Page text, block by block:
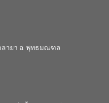
ลายา อ. พุทธมณฑล